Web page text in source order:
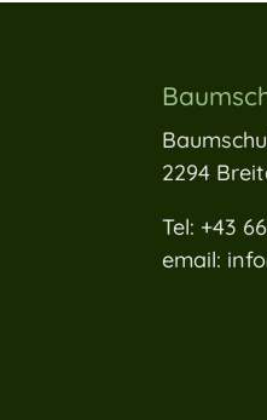
2294
Tel: +43
email: